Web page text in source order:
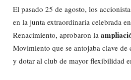
El pasado 25 de agosto, los
en la junta extraordinaria celebrada
Renacimiento, aprobaron la
Movimiento que se antojaba clave de
y dotar al club de mayor flexibilidad